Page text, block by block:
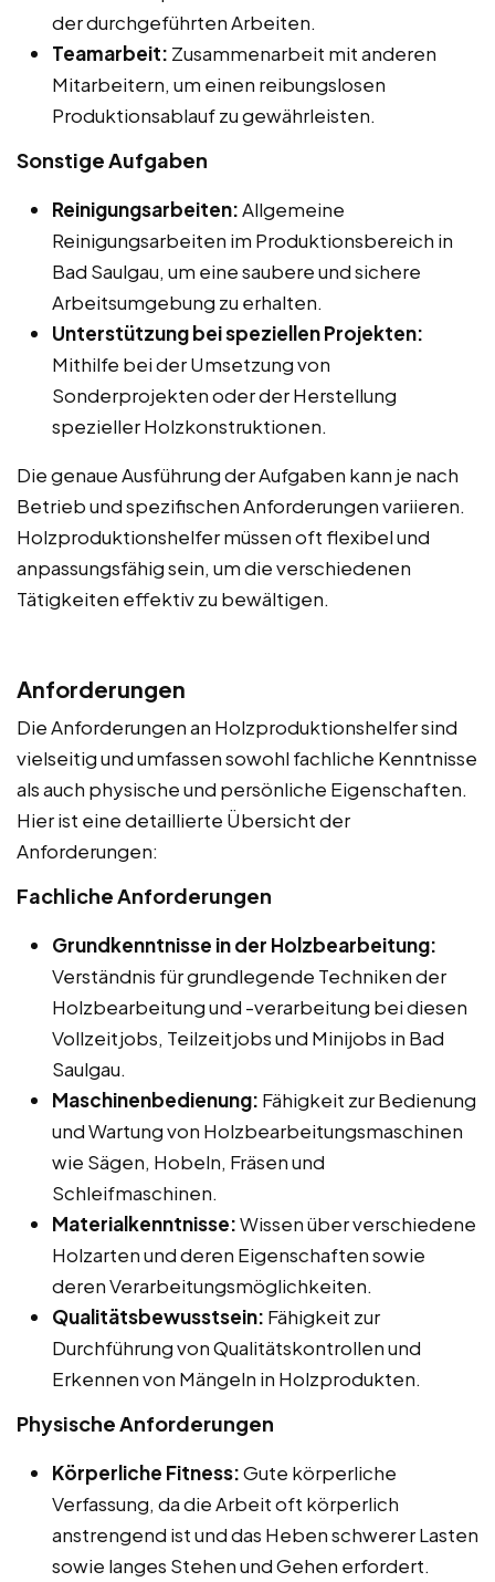
der durchgeführten Arbeiten.
Teamarbeit: Zusammenarbeit mit anderen
Mitarbeitern, um einen reibungslosen
Produktionsablauf zu gewährleisten.
Sonstige Aufgaben
Reinigungsarbeiten:Allgemeine
Reinigungsarbeiten im Produktionsbereich in
Bad Saulgau, um eine saubere und sichere
Arbeitsumgebung zu erhalten.
Unterstützung bei speziellen Projekten:
Mithilfe bei der Umsetzung von
Sonderprojekten oder der Herstellung
spezieller Holzkonstruktionen.
Die genaue Ausführung der Aufgaben kann je nach
Betrieb und spezifischen Anforderungen variieren.
Holzproduktionshelfer müssen oft flexibel und
anpassungsfähig sein, um die verschiedenen
Tätigkeiten effektiv zu bewältigen.
Anforderungen
Die Anforderungen an Holzproduktionshelfer sind
vielseitig und umfassen sowohl fachliche Kenntnisse
als auch physische und persönliche Eigenschaften.
Hier ist eine detaillierte Übersicht der
Anforderungen:
Fachliche Anforderungen
Grundkenntnisse in der Holzbearbeitung:
Verständnis für grundlegende Techniken der
Holzbearbeitung und -verarbeitung bei diesen
Vollzeitjobs, Teilzeitjobs und Minijobs in Bad
Saulgau.
Maschinenbedienung: Fähigkeit zur Bedienung
und Wartung von Holzbearbeitungsmaschinen
wie Sägen, Hobeln, Fräsen und
Schleifmaschinen.
Materialkenntnisse:Wissen über verschiedene
Holzarten und deren Eigenschaften sowie
deren Verarbeitungsmöglichkeiten.
Qualitätsbewusstsein: Fähigkeit zur
Durchführung von Qualitätskontrollen und
Erkennen von Mängeln in Holzprodukten.
Physische Anforderungen
Körperliche Fitness:Gute körperliche
Verfassung, da die Arbeit oft körperlich
anstrengend ist und das Heben schwerer Lasten
sowie langes Stehen und Gehen erfordert.